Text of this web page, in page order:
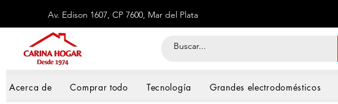
Av. Edison 1607, CP 7600, Mar del Plata
Acerca de Comprar todo Tecnología Grandes electrodomésticos